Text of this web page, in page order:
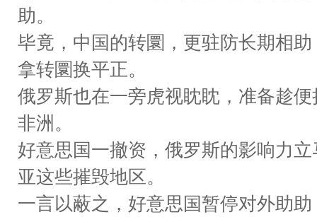
助。
毕竟，中国的转圜，更驻防长期相
拿转圜换平正。
俄罗斯也在一旁虎视眈眈，准备趁
非洲。
好意思国一撤资，俄罗斯的影响力
亚这些摧毁地区。
一言以蔽之，好意思国暂停对外助